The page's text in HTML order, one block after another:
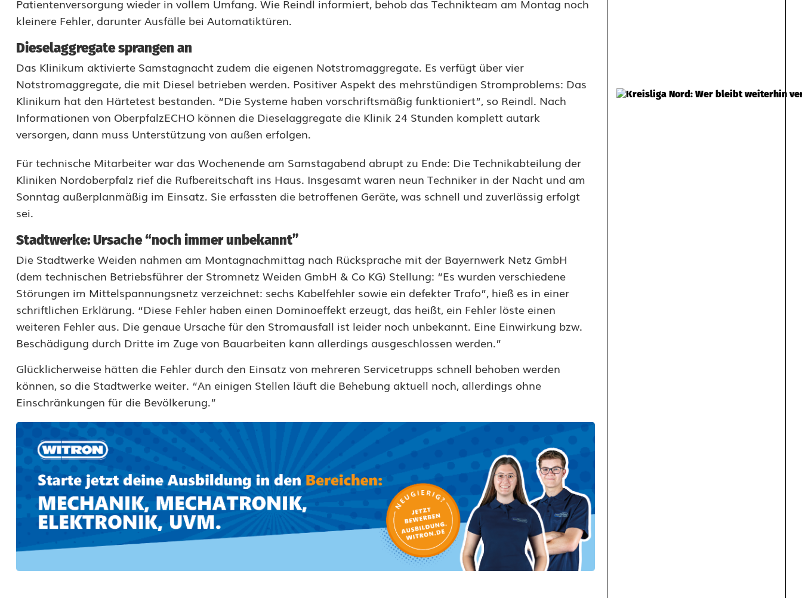
a
n
g
e
r
S
t
r
o
m
a
u
s
f
a
l
i
n
W
e
i
d
n
Patientenversorgung wieder in vollem Umfang. Wie Reindl informiert, behob das Technikteam am Montag noch
kleinere Fehler, darunter Ausfälle bei Automatiktüren.
Dieselaggregate sprangen an
Das Klinikum aktivierte Samstagnacht zudem die eigenen Notstromaggregate. Es verfügt über vier
Notstromaggregate, die mit Diesel betrieben werden. Positiver Aspekt des mehrstündigen Stromproblems: Das
Klinikum hat den Härtetest bestanden. “Die Systeme haben vorschriftsmäßig funktioniert”, so Reindl. Nach
Informationen von OberpfalzECHO können die Dieselaggregate die Klinik 24 Stunden komplett autark
versorgen, dann muss Unterstützung von außen erfolgen.
Für technische Mitarbeiter war das Wochenende am Samstagabend abrupt zu Ende: Die Technikabteilung der
Kliniken Nordoberpfalz rief die Rufbereitschaft ins Haus. Insgesamt waren neun Techniker in der Nacht und am
Sonntag außerplanmäßig im Einsatz. Sie erfassten die betroffenen Geräte, was schnell und zuverlässig erfolgt
sei.
Stadtwerke: Ursache “noch immer unbekannt”
Die Stadtwerke Weiden nahmen am Montagnachmittag nach Rücksprache mit der Bayernwerk Netz GmbH
(dem technischen Betriebsführer der Stromnetz Weiden GmbH & Co KG) Stellung: “Es wurden verschiedene
Störungen im Mittelspannungsnetz verzeichnet: sechs Kabelfehler sowie ein defekter Trafo”, hieß es in einer
schriftlichen Erklärung. “Diese Fehler haben einen Dominoeffekt erzeugt, das heißt, ein Fehler löste einen
weiteren Fehler aus. Die genaue Ursache für den Stromausfall ist leider noch unbekannt. Eine Einwirkung bzw.
Beschädigung durch Dritte im Zuge von Bauarbeiten kann allerdings ausgeschlossen werden.”
Glücklicherweise hätten die Fehler durch den Einsatz von mehreren Servicetrupps schnell behoben werden
können, so die Stadtwerke weiter. “An einigen Stellen läuft die Behebung aktuell noch, allerdings ohne
Einschränkungen für die Bevölkerung.”